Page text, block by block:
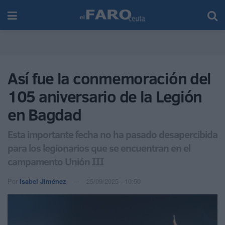
Así fue la conmemoración del
105 aniversario de la Legión
en Bagdad
Esta importante fecha no ha pasado desapercibida
para los legionarios que se encuentran en el
campamento Unión III
Por Isabel Jiménez 25/09/2025 - 10:50